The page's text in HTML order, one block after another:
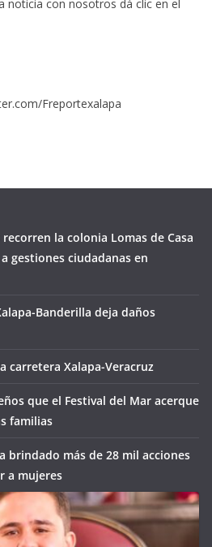
noticia con nosotros dá clic en el
Freportexalapa
la colonia Lomas de Casa
gestiones ciudadanas en
Banderilla deja daños
carretera Xalapa-Veracruz
que el Festival del Mar acerque
familias
brindado más de 28 mil acciones
a mujeres